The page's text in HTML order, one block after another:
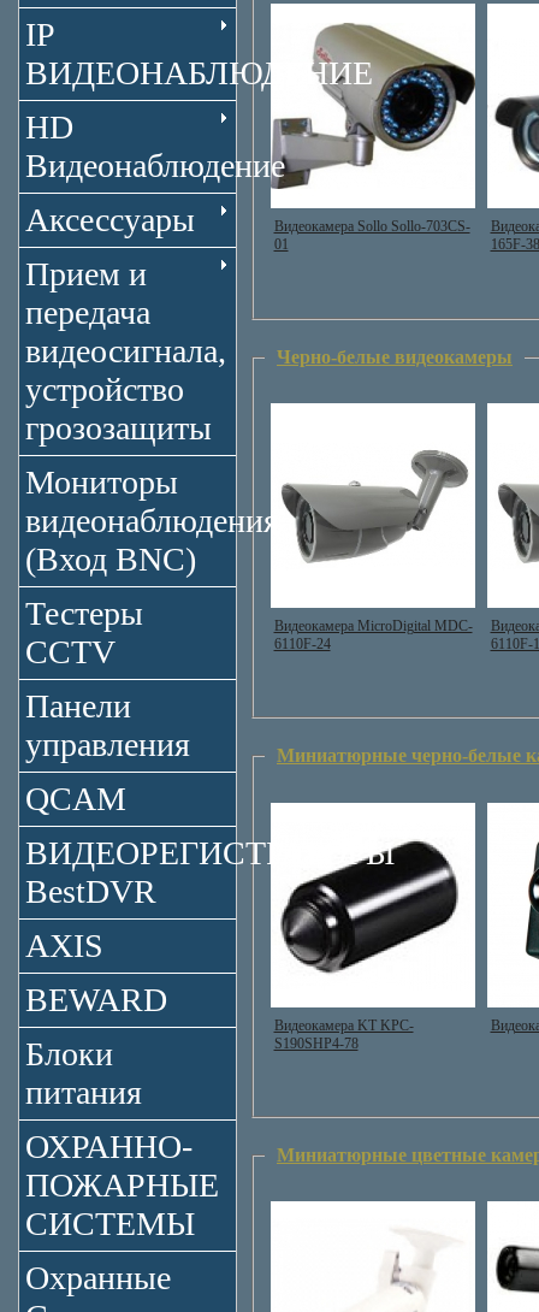
IP
ВИДЕОНАБЛЮДЕНИЕ
HD
Видеонаблюдение
Аксессуары
Прием и
передача
видеосигнала,
устройство
грозозащиты
Мониторы
видеонаблюдения
(Вход BNC)
Тестеры
CCTV
Панели
управления
QCAM
ВИДЕОРЕГИСТРАТОРЫ
BestDVR
AXIS
BEWARD
Блоки
питания
ОХРАННО-
ПОЖАРНЫЕ
СИСТЕМЫ
Охранные
Видеокамера Sollo Sollo-703CS-
01
165F-38
Черно-белые видеокамеры
Видеокамера MicroDigital MDC-
6110F-24
6110F-
Миниатюрные черно-белые
Видеокамера KT KPC-
S190SHP4-78
Миниатюрные цветные